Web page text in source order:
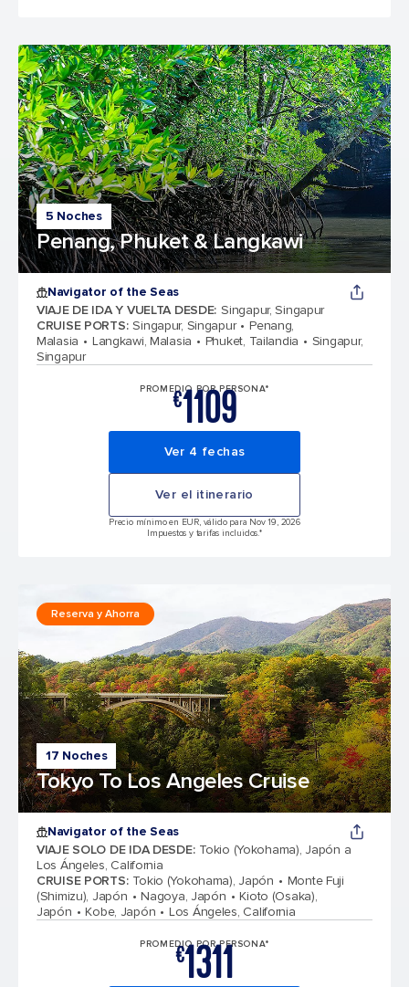
5 Noches
Penang, Phuket & Langkawi
Navigator of the Seas
VIAJE DE IDA Y VUELTA DESDE: Singapur, Singapur
CRUISE PORTS: Singapur, Singapur
Penang,
Malasia
Langkawi, Malasia Phuket, Tailandia
Singapur,
Singapur
PROMEDIO POR PERSONA*
€1109
Ver 4 fechas
Ver el itinerario
Precio mínimo en EUR, válido para Nov 19, 2026
Impuestos y tarifas incluidos.*
17 Noches
Tokyo To Los Angeles Cruise
Reserva y Ahorra
Navigator of the Seas
VIAJE SOLO DE IDA DESDE: Tokio (Yokohama), Japón a
Los Ángeles, California
CRUISE PORTS: Tokio (Yokohama), Japón
Monte Fuji
(Shimizu), Japón
Nagoya, Japón
Kioto (Osaka),
Japón
Kobe, Japón Los Ángeles, California
PROMEDIO POR PERSONA*
€1311